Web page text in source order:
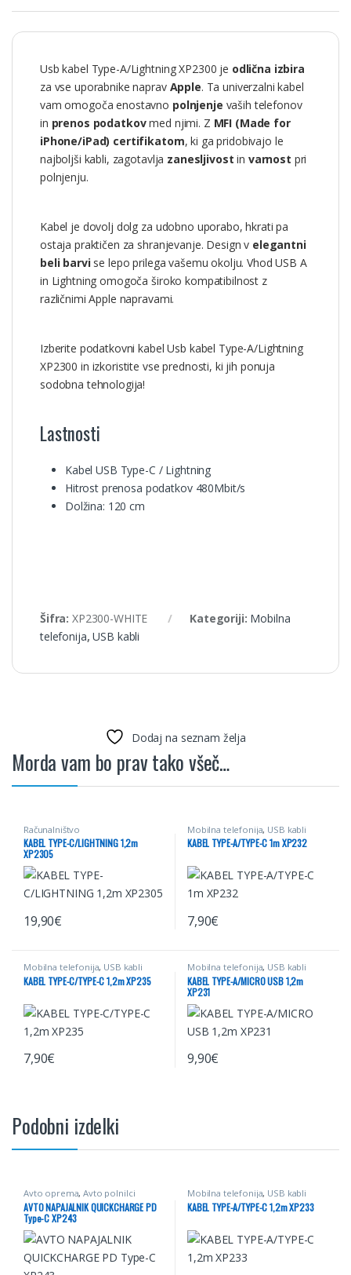
Usb kabel Type-A/Lightning XP2300 je odlična izbira
za vse uporabnike naprav Apple. Ta univerzalni kabel
vam omogoča enostavno polnjenje vaših telefonov
in prenos podatkovmed njimi. Z MFI (Made for
iPhone/iPad) certifikatom, ki ga pridobivajo le
najboljši kabli, zagotavlja zanesljivost in varnost pri
polnjenju.
Kabel je dovolj dolg za udobno uporabo, hkrati pa
ostaja praktičen za shranjevanje. Design v elegantni
beli barvise lepo prilega vašemu okolju. Vhod USB A
in Lightning omogoča široko kompatibilnost z
različnimi Apple napravami.
Izberite podatkovni kabel Usb kabel Type-A/Lightning
XP2300 in izkoristite vse prednosti, ki jih ponuja
sodobna tehnologija!
Lastnosti
Kabel USB Type-C / Lightning
Hitrost prenosa podatkov 480Mbit/s
Dolžina: 120 cm
Šifra:XP2300-WHITE Kategoriji: Mobilna
telefonija,USB kabli
Dodaj na seznam želja
Morda vam bo prav tako všeč…
Računalništvo
KABEL TYPE-C/LIGHTNING 1,2m
XP2305
19,90€
Ta izdelek ima več različic. Možnosti lahko izberete na strani
Mobilna telefonija, USB kabli
KABEL TYPE-A/TYPE-C 1m XP232
7,90€
Mobilna telefonija, USB kabli
KABEL TYPE-C/TYPE-C 1,2m XP235
7,90€
Mobilna telefonija, USB kabli
KABEL TYPE-A/MICRO USB 1,2m
XP231
9,90€
Podobni izdelki
Avto oprema,Avto polnilci
12/24v,Elektro dodatki,Mobilna
telefonija,Napajalniki/Polnilci ,
Polnilci
AVTO NAPAJALNIK QUICKCHARGE PD
Type-C XP243
Mobilna telefonija, USB kabli
KABEL TYPE-A/TYPE-C 1,2m XP233